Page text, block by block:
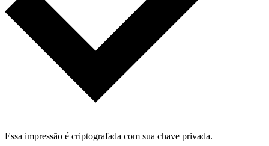
Essa impressão é criptografada com sua chave privada.